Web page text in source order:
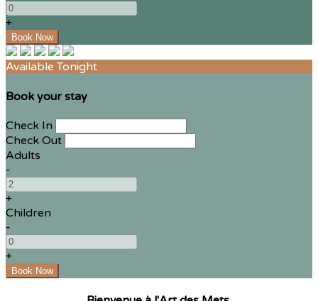
+
Available Tonight
Book your stay
Check In
Check Out
Adults
-
+
Children
-
+